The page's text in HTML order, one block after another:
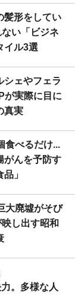
髪形をしてい
い「ビジネ
イル3選
シェやフェラ
が実際に目に
真実
食べるだけ...
がんを予防す
」
大廃墟がそび
し出す昭和
。多様な人